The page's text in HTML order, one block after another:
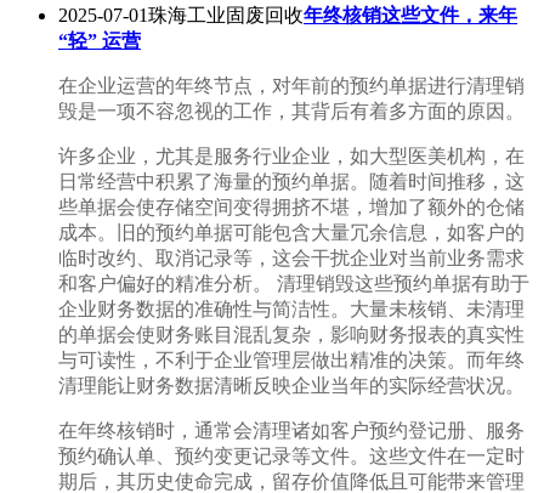
2025-07-01珠海工业固废回收年终核销这些文件，来年
“轻” 运营
在企业运营的年终节点，对年前的预约单据进行清理销
毁是一项不容忽视的工作，其背后有着多方面的原因。
许多企业，尤其是服务行业企业，如大型医美机构，在
日常经营中积累了海量的预约单据。随着时间推移，这
些单据会使存储空间变得拥挤不堪，增加了额外的仓储
成本。旧的预约单据可能包含大量冗余信息，如客户的
临时改约、取消记录等，这会干扰企业对当前业务需求
和客户偏好的精准分析。 清理销毁这些预约单据有助于
企业财务数据的准确性与简洁性。大量未核销、未清理
的单据会使财务账目混乱复杂，影响财务报表的真实性
与可读性，不利于企业管理层做出精准的决策。而年终
清理能让财务数据清晰反映企业当年的实际经营状况。
在年终核销时，通常会清理诸如客户预约登记册、服务
预约确认单、预约变更记录等文件。这些文件在一定时
期后，其历史使命完成，留存价值降低且可能带来管理